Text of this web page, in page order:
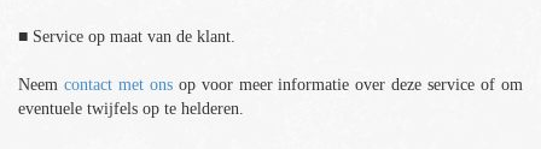
■ Service op maat van de klant.
Neem contact met onsop voor meer informatie over deze service of om
eventuele twijfels op te helderen.